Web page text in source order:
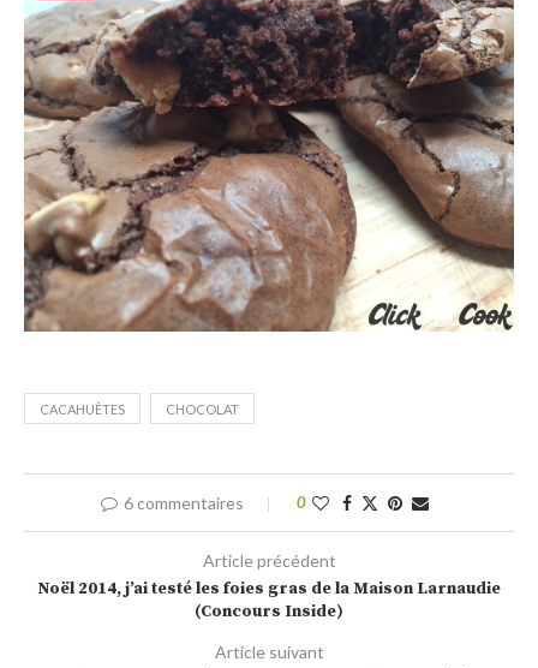
CACAHUÈTES CHOCOLAT
6 commentaires 0
Article précédent
Noël 2014, j’ai testé les foies gras de la Maison Larnaudie
(Concours Inside)
Article suivant